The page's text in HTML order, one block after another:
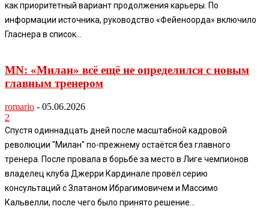
как приоритетный вариант продолжения карьеры. По
информации источника, руководство «Фейеноорда» включило
Гласнера в список...
MN: «Милан» всё ещё не определился с новым
главным тренером
romario - 05.06.2026
2
Спустя одиннадцать дней после масштабной кадровой
революции "Милан" по-прежнему остаётся без главного
тренера. После провала в борьбе за место в Лиге чемпионов
владелец клуба Джерри Кардинале провёл серию
консультаций с Златаном Ибрагимовичем и Массимо
Кальвелли, после чего было принято решение...